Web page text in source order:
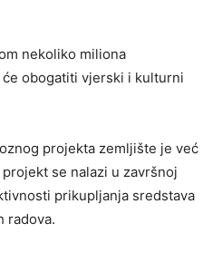
nekoliko miliona
obogatiti vjerski i kulturni
projekta zemljište je već
se nalazi u završnoj
prikupljanja sredstava
radova.